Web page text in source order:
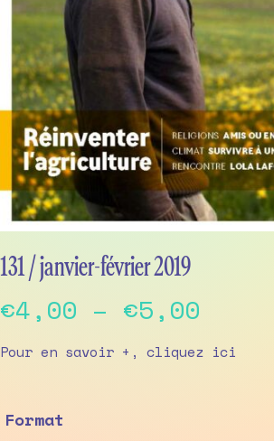
131 / janvier-février 2019
€4,00 – €5,00
range:
Pour en savoir +, cliquez ici
Format